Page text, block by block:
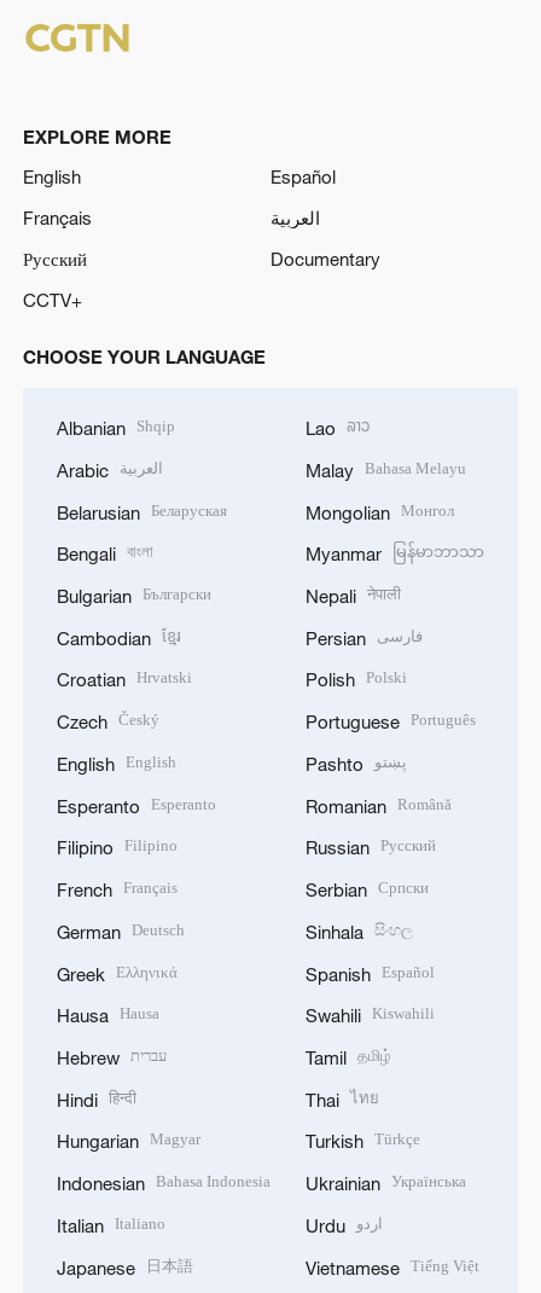
EXPLORE MORE
English
Español
Français
العربية
Русский
Documentary
CCTV+
CHOOSE YOUR LANGUAGE
Albanian Shqip
Arabic العربية
Belarusian Беларуская
Bengali বাংলা
Bulgarian Български
Cambodian ខ្មែរ
Croatian Hrvatski
Czech Český
English English
Esperanto Esperanto
Filipino Filipino
French Français
German Deutsch
Greek Ελληνικά
Hausa Hausa
Hebrew עברית
Hindi हिन्दी
Hungarian Magyar
Indonesian Bahasa Indonesia
Italian Italiano
Japanese 日本語
Lao ລາວ
Malay Bahasa Melayu
Mongolian Монгол
Myanmar မြန်မာဘာသာ
Nepali नेपाली
Persian فارسی
Polish Polski
Portuguese Português
Pashto پښتو
Romanian Română
Russian Русский
Serbian Српски
Sinhala සිංහල
Spanish Español
Swahili Kiswahili
Tamil தமிழ்
Thai ไทย
Turkish Türkçe
Ukrainian Українська
Urdu اردو
Vietnamese Tiếng Việt